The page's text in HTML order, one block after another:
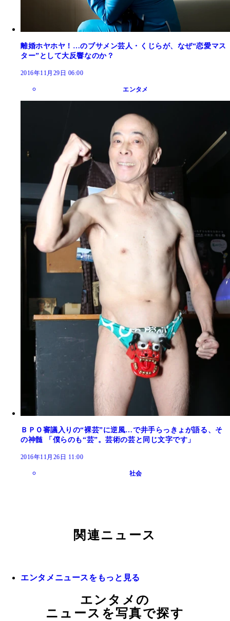
離婚ホヤホヤ！…のブサメン芸人・くじらが、なぜ“恋愛マス
ター”として大反響なのか？
2016年11月29日 06:00
エンタメ
ＢＰＯ審議入りの“裸芸”に逆風…で井手らっきょが語る、そ
の神髄 「僕らのも“芸”。芸術の芸と同じ文字です」
2016年11月26日 11:00
社会
関連ニュース
エンタメニュースをもっと見る
エンタメの
ニュースを写真で探す